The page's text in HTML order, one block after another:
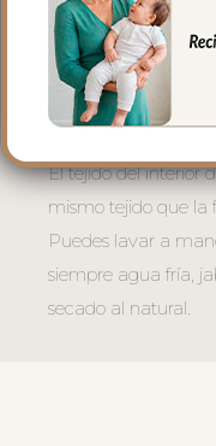
como colchoneta
El relleno de la
hueca para mayor
El tejido del interior
mismo tejido que la
Puedes lavar a
siempre agua fría,
secado al natural.